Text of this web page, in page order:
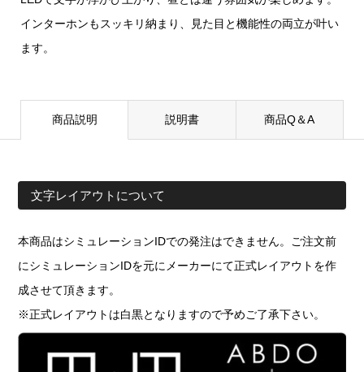
インターホンもスッキリ納まり、見た目と機能性の両立が叶い
ます。
商品説明 説明書 商品Q＆A
文字レイアウトについて
本商品はシミュレーションIDでの発注はできません。ご注文前
にシミュレーションIDを元にメーカーにて正式レイアウトを作
成させて頂きます。
※正式レイアウトは白黒となりますので予めご了承下さい。